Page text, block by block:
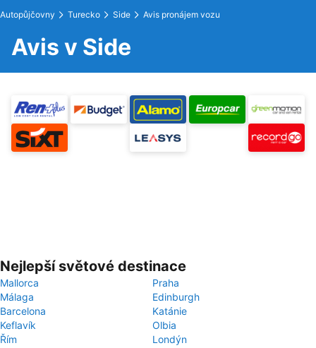
Autopůjčovny Turecko Side Avis pronájem vozu
Avis v Side
Nejlepší světové destinace
Mallorca
Praha
Málaga
Edinburgh
Barcelona
Katánie
Keflavík
Olbia
Řím
Londýn